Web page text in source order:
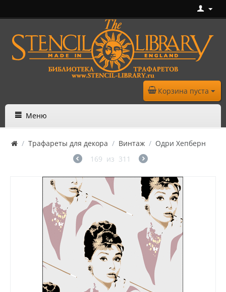
Корзина пуста
Меню
/ Трафареты для декора / Винтаж / Одри Хепберн
169 из 311